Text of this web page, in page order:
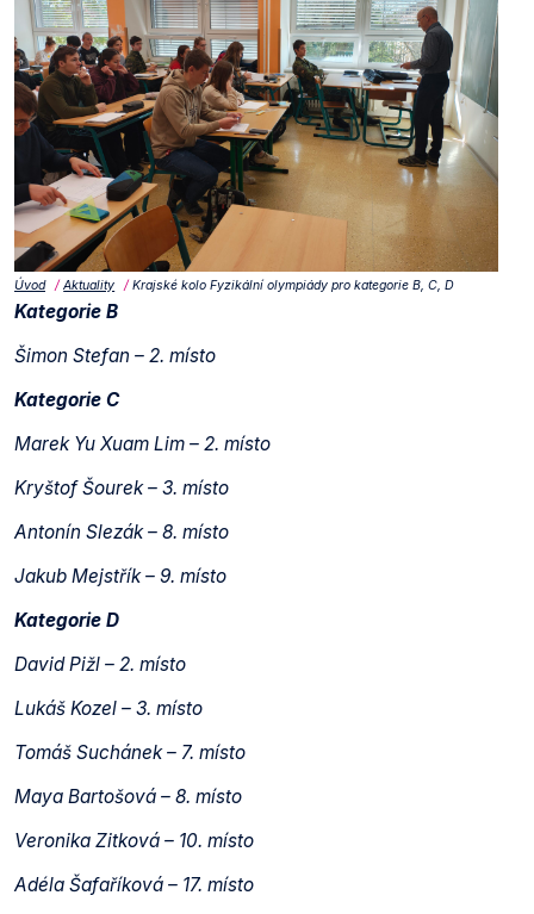
Úvod Aktuality Krajské kolo Fyzikální olympiády pro kategorie B, C, D
Kategorie B
Šimon Stefan – 2. místo
Kategorie C
Marek Yu Xuam Lim – 2. místo
Kryštof Šourek – 3. místo
Antonín Slezák – 8. místo
Jakub Mejstřík – 9. místo
Kategorie D
David Pižl – 2. místo
Lukáš Kozel – 3. místo
Tomáš Suchánek – 7. místo
Maya Bartošová – 8. místo
Veronika Zitková – 10. místo
Adéla Šafaříková – 17. místo